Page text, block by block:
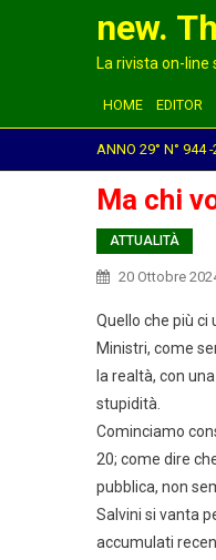
new.
La rivista on-line
HOME EDITOR
ANNO 29° N° 944
Ma chi
ATTUALITÀ
20 Ottobre
Quello che più
Ministri, come
la realtà, con
stupidità.
Cominciamo
20; come dire
pubblica, non
Salvini si vanta
accumulati